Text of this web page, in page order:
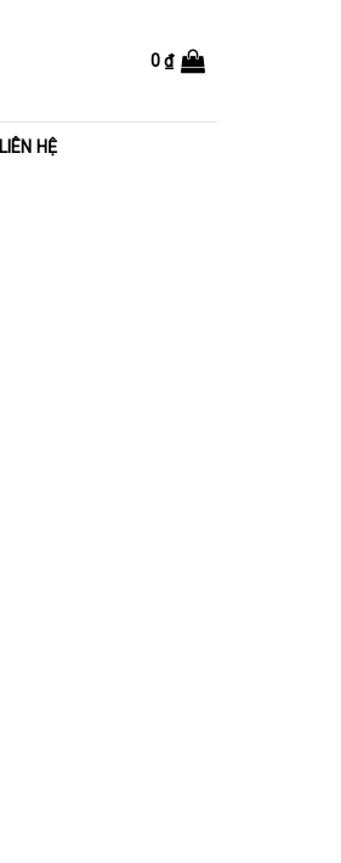
0₫
LIÊN HỆ